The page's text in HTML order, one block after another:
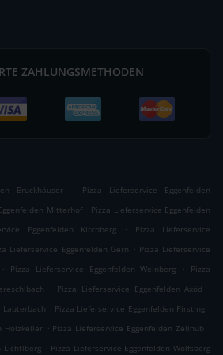
ZAHLUNGSMETHODEN
Bruckhäuser .
Pizza Lieferservice Eggenfelden
Mitterhof . Pizza Lieferservice Eggenfelden
Eggenfelden Kirchberg .
Pizza Lieferservice
Lieferservice Eggenfelden Gern . Pizza Lieferservice
. Pizza Lieferservice Eggenfelden Weinberg .
Pizza
. Pizza Lieferservice Eggenfelden Axöd
.
Lauterbach . Pizza Lieferservice Eggenfelden Pirsting .
Holzkeller . Pizza Lieferservice Eggenfelden Zellhub .
Lichtlberg . Pizza Lieferservice Eggenfelden Wolfsberg